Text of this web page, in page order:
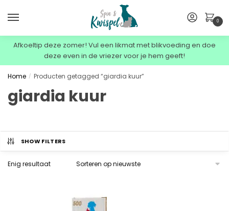
0
Afkoeltip deze zomer! Vul een likmat met blikvoeding en doe
deze even in de vriezer voor je hem geeft!
Home / Producten getagged “giardia kuur”
giardia kuur
SHOW FILTERS
Enig resultaat